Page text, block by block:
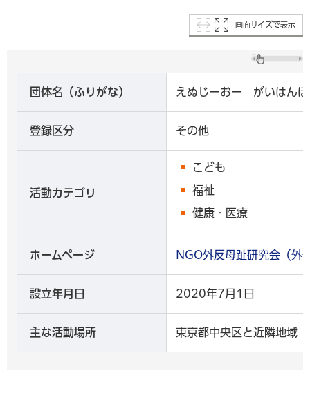
画面サイズで表示
団体名（ふりがな） えぬじーおー がいはんぼ
登録区分 その他
活動カテゴリ
こども
福祉
健康・医療
ホームページ NGO外反母趾研究会（外
設立年月日 2020年7月1日
主な活動場所 東京都中央区と近隣地域